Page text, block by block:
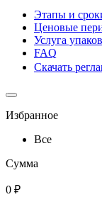
Этапы и
Ценовые
Услуга
FAQ
Скачать
Избранное
Все
Сумма
0 ₽